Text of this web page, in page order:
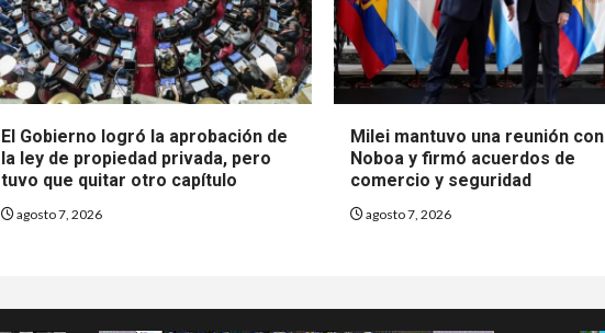
El Gobierno logró la aprobación de
la ley de propiedad privada, pero
tuvo que quitar otro capítulo
agosto 7, 2026
Milei mantuvo una reunión con
Noboa y firmó acuerdos de
comercio y seguridad
agosto 7, 2026